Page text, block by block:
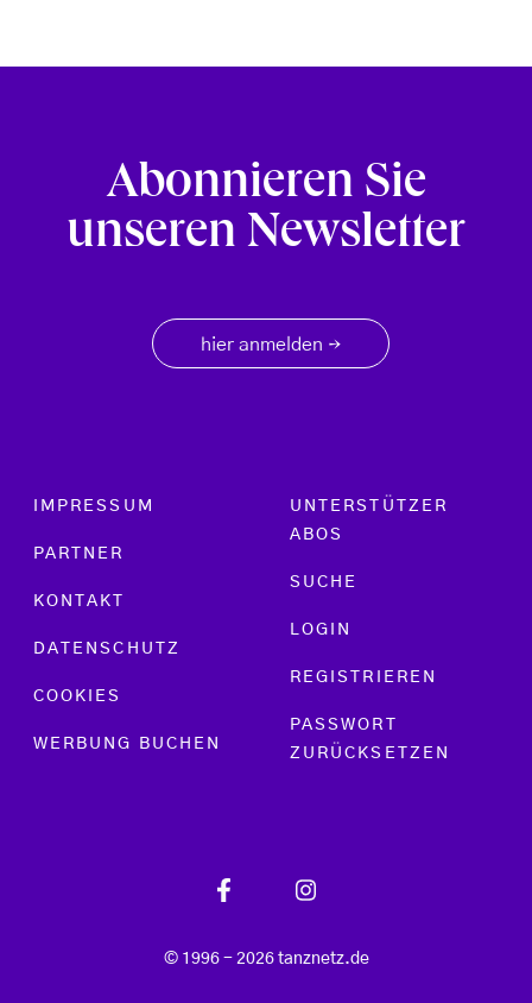
Abonnieren Sie
unseren Newsletter
hier anmelden →
Footer menu
IMPRESSUM
PARTNER
KONTAKT
DATENSCHUTZ
COOKIES
WERBUNG BUCHEN
UNTERSTÜTZER
ABOS
SUCHE
LOGIN
REGISTRIEREN
PASSWORT
ZURÜCKSETZEN
© 1996 - 2026 tanznetz.de